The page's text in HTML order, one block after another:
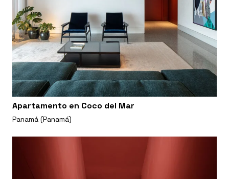
Apartamento en Coco del Mar
Panamá (Panamá)